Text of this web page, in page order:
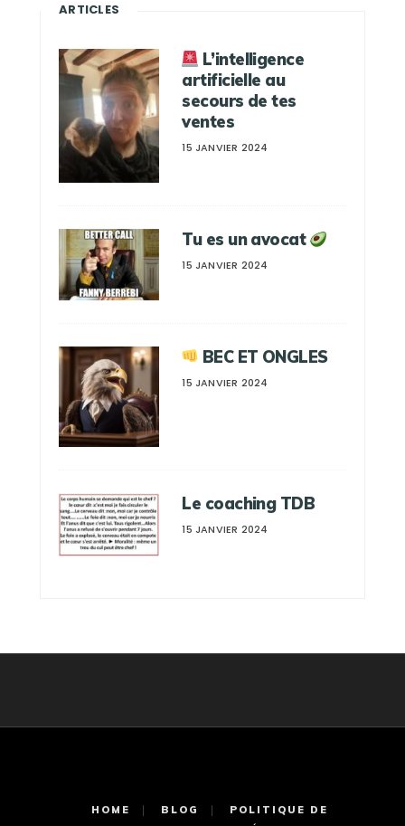
ARTICLES
L’intelligence
artificielle au
secours de tes
ventes
15 JANVIER 2024
Tu es un avocat
15 JANVIER 2024
BEC ET ONGLES
15 JANVIER 2024
Le coaching TDB
15 JANVIER 2024
HOME BLOG
POLITIQUE DE